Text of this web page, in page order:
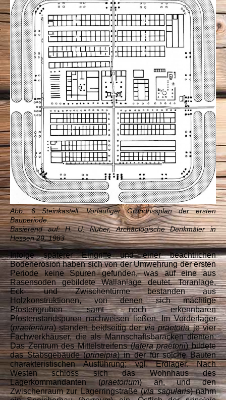
Abb. 6 Steinkastell. Vorläufiger Grundrissplan der ersten
Bauperiode.
Basierend auf: H. U. Nuber, Archäologische Denkmäler in
Hessen 29, 1983
Infolge späterer Eingriffe und einer beachtlichen
Bodenerosion haben sich von der Umwehrung der ersten
Periode keine Spuren gefunden, was auf eine aus
Rasensoden gebildete Wallanlage deutet. Toranlage,
Eck- und Zwischentürme bestanden aus
Holzkonstruktionen, von denen sich mächtige
Pfostengruben samt noch erkennbaren
Pfostenstandspuren nachweisen ließen. Im Vorderlager
(praetentura) standen beidseitig dervia praetoriaje vier
Fachwerkhäuser, die als Mannschaftsbaracken dienten.
Das Zentrum des Mittelstreifens (latera praetorii) bildete
das Stabsgebäude (prineipia) in der für solche Bauten
charakteristischen Ausführung; vgl. Erdlager. Nach
Westen schloss sich das Wohnhaus des
Lagerkommandanten (praetorium) an, und den
Zwischenraum zur Lagerringstraße (via sagularis) nahm